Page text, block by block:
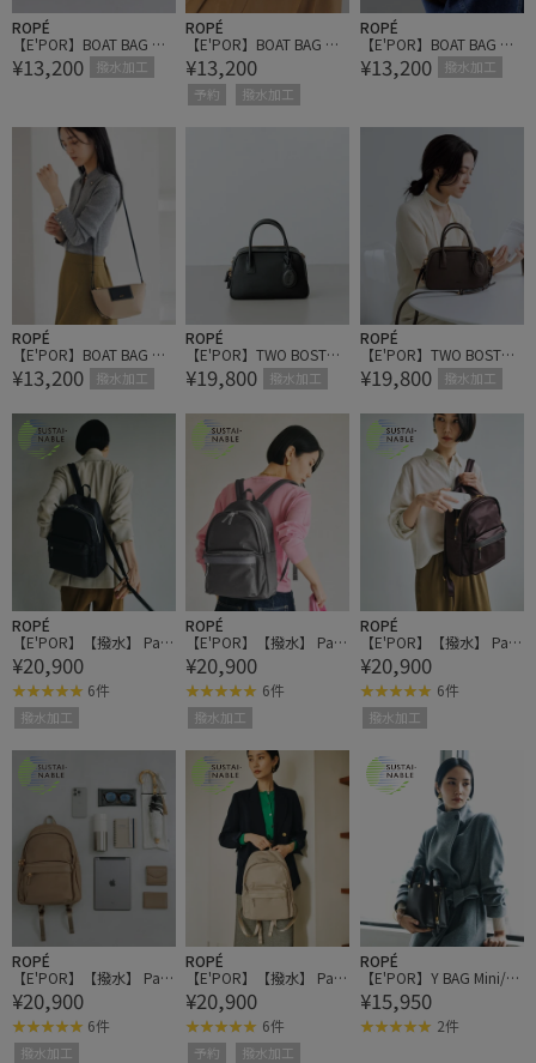
ROPÉ
【E'POR】BOAT BAG Min
i/撥水・超軽量・一部WE
B限定カラー・26AW新色
¥13,200 撥水加工
ROPÉ
【E'POR】BOAT BAG Min
i/撥水・超軽量・一部WE
B限定カラー・26AW新色
¥13,200
予約 撥水加工
ROPÉ
【E'POR】BOAT BAG Min
i/撥水・超軽量・一部WE
B限定カラー・26AW新色
¥13,200 撥水加工
ROPÉ
【E'POR】BOAT BAG Min
i/撥水・超軽量・一部WE
B限定カラー・26AW新色
¥13,200 撥水加工
ROPÉ
【E'POR】TWO BOSTON
BAG Mini/撥水・26AW新
¥19,800 撥水加工
ROPÉ
【E'POR】TWO BOSTON
BAG Mini/撥水・26AW新
¥19,800 撥水加工
ROPÉ
【E'POR】【撥水】 Pac
Sac Mini（パックサック
ミニ）【26AW/新型】/
一部WEB限定
¥20,900
6件
撥水加工
ROPÉ
【E'POR】【撥水】 Pac
Sac Mini（パックサック
ミニ）【26AW/新型】/
一部WEB限定
¥20,900
6件
撥水加工
ROPÉ
【E'POR】【撥水】 Pac
Sac Mini（パックサック
ミニ）【26AW/新型】/
一部WEB限定
¥20,900
6件
撥水加工
ROPÉ
【E'POR】【撥水】 Pac
Sac Mini（パックサック
ミニ）【26AW/新型】/
一部WEB限定
¥20,900
6件
撥水加工
ROPÉ
【E'POR】【撥水】 Pac
Sac Mini（パックサック
ミニ）【26AW/新型】/
一部WEB限定
¥20,900
6件
予約 撥水加工
ROPÉ
【E'POR】Y BAG Mini/超
軽量・26AW
¥15,950
2件